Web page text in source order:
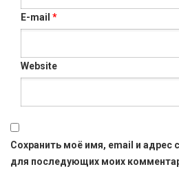
E-mail *
Website
Сохранить моё имя, email и адрес
для последующих моих